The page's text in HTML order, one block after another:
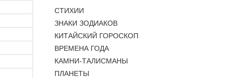
СТИХИИ
ЗНАКИ ЗОДИАКОВ
КИТАЙСКИЙ ГОРОСКОП
ВРЕМЕНА ГОДА
КАМНИ-ТАЛИСМАНЫ
ПЛАНЕТЫ